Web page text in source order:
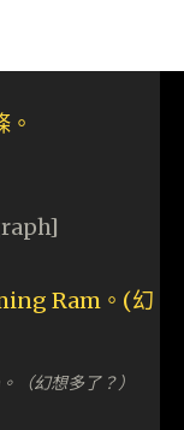
（幻想多了？）